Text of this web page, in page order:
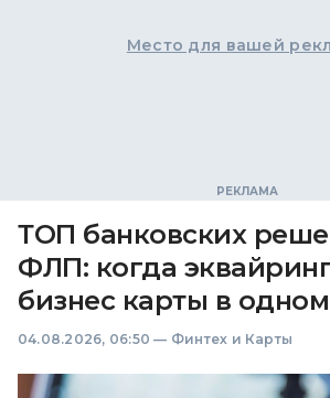
Место для вашей
ТОП банковских
ФЛП: когда
бизнес карты в
04.08.2026, 06:50 — Финтех и Карты